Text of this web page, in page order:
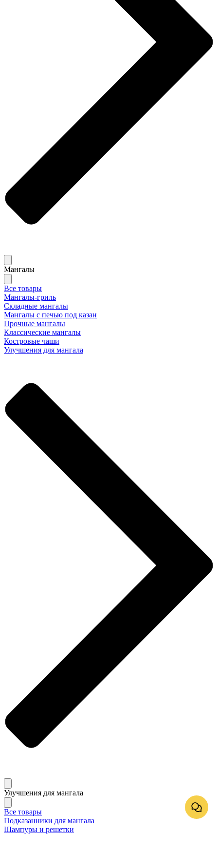
Мангалы
Все товары
Мангалы-гриль
Складные мангалы
Мангалы с печью под казан
Прочные мангалы
Классические мангалы
Костровые чаши
Улучшения для мангала
Улучшения для мангала
Все товары
Подказанники для мангала
Шампуры и решетки